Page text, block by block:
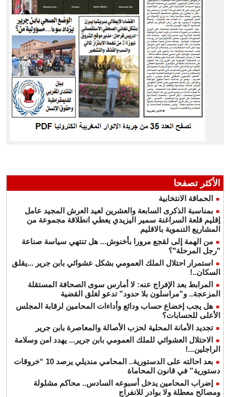
الأكثر تصفحا
الحماقة الانتخابية
بمناسبة الذكرى السابعة والعشرين لعيد العرش المجيد عامل
إقليم قلعة السراغنة سمير اليزيدي يعطي انطلاقة مجموعة من
المشاريع التنموية بالاقليم
من الهمة إلى لقجع مرورا بأخنوش... هل تنتهي سياسة صناعة
"رجل المرحلة"؟
استمرار احتلال الملك العمومي بشكل عشوائي بابن جرير ...يقلق
السكان..!
المرابط بعد الإفراج عنه: لا أمارس سوى الصحافة المستقلة
المزعجة.. و”مراسلون بلا حدود” تدعو لغلق القضية
هل يجب إخضاع حساب ودائع وأداءات المحامين لرقابة المجلس
الأعلى للحسابات؟
تجديد الأمانة المحلية لحزب الأصالة والمعاصرة بابن جرير
الاحتلال العشوائي للملك العمومي بابن جرير... يهدد امن وسلامة
الراجلين...!
بعد احالته على الدستورية.. المحامي منديلي يرصد 10 “خروقات
دستورية” في قانون المحاماة
إضراب المحامين يدخل أسبوعه السادس.. محاكم مشلولة
ومصالح معطلة ولا بوادر للانفراج